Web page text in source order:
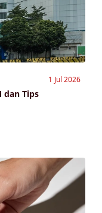
1 Jul 2026
dan Tips